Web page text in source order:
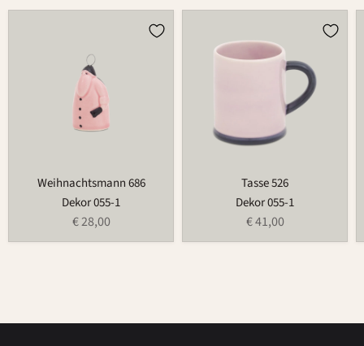
Weihnachtsmann 686
Dekor 055-1
€ 28,00
Tasse 526
Dekor 055-1
€ 41,00